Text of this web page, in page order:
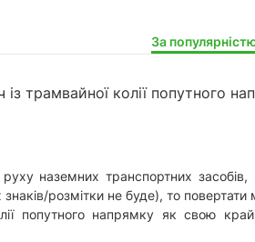
За
трамвайної колії попутного
наземних транспортних засобів,
розмітки не буде), то
попутного напрямку як свою